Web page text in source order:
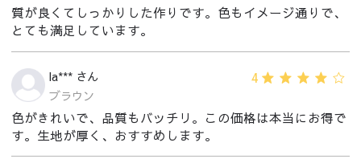
質が良くてしっかりした作りです。色もイメージ通りで、
とても満足しています。
la*** さん 4
ブラウン
色がきれいで、品質もバッチリ。この価格は本当にお得で
す。生地が厚く、おすすめします。